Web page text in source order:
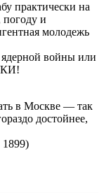
практически на
погоду и
молодежь
ядерной войны или
в Москве — так
достойнее,